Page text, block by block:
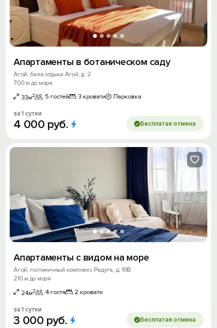
Апартаменты в ботаническом саду
Агой, база отдыха Агой, д. 2
700 м до моря
33м2 5 гостей 3 кровати Парковка
за 1 сутки
4 000 руб. Бесплатая отмена
Апартаменты с видом на море
Агой, гостиничный комплекс Радуга, д. 10В
210 м до моря
24м2 4 гостя 2 кровати
за 1 сутки
3 000 руб. Бесплатая отмена